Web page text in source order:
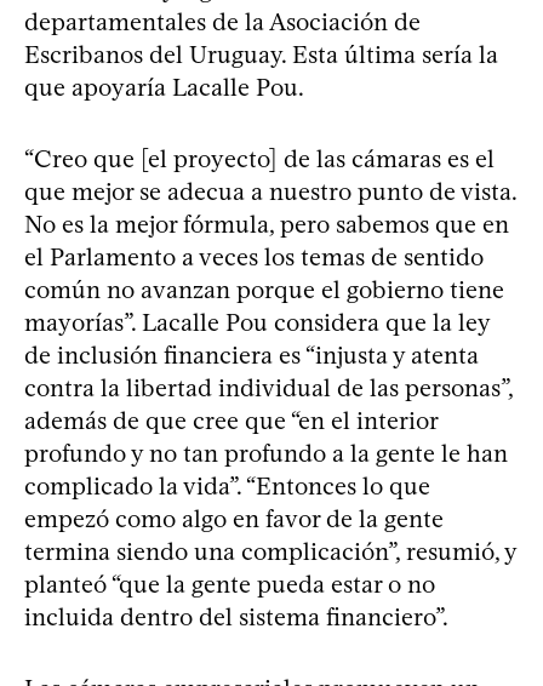
departamentales de la Asociación de
Escribanos del Uruguay. Esta última sería la
que apoyaría Lacalle Pou.
“Creo que [el proyecto] de las cámaras es el
que mejor se adecua a nuestro punto de vista.
No es la mejor fórmula, pero sabemos que en
el Parlamento a veces los temas de sentido
común no avanzan porque el gobierno tiene
mayorías”. Lacalle Pou considera que la ley
de inclusión financiera es “injusta y atenta
contra la libertad individual de las personas”,
además de que cree que “en el interior
profundo y no tan profundo a la gente le han
complicado la vida”. “Entonces lo que
empezó como algo en favor de la gente
termina siendo una complicación”, resumió, y
planteó “que la gente pueda estar o no
incluida dentro del sistema financiero”.